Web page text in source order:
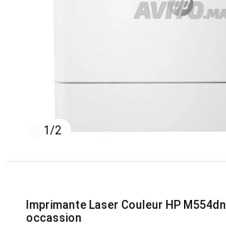
1/2
Imprimante Laser Couleur HP M554dn
occassion